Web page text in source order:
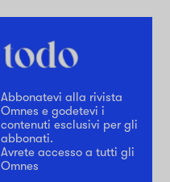
Abbonatevi alla rivista
Omnes e godetevi i
contenuti esclusivi per gli
abbonati.
Avrete accesso a tutti gli
Omnes